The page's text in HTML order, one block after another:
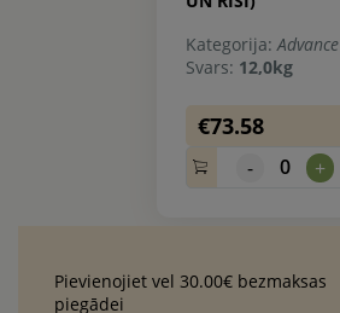
Kategorija:Advance
Svars: 12,0kg
€73.58
- 0 +
Pievienojiet vel 30.00€ bezmaksas
piegādei